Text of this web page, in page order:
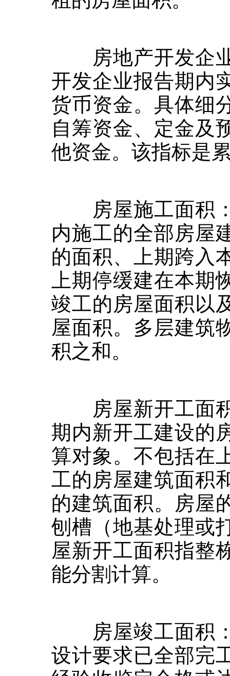
房地产开发企业
开发企业报告期内
货币资金。具体细
自筹资金、定金及
他资金。该指标是
房屋施工面积：
内施工的全部房屋
的面积、上期跨入
上期停缓建在本期
竣工的房屋面积以
屋面积。多层建筑
积之和。
房屋新开工面积
期内新开工建设的
算对象。不包括在
工的房屋建筑面积
的建筑面积。房屋
刨槽（地基处理或
屋新开工面积指整
能分割计算。
房屋竣工面积：
设计要求已全部完